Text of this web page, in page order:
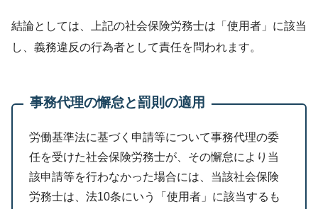
結論としては、上記の社会保険労務士は「使用者」に該当
し、義務違反の行為者として責任を問われます。
事務代理の懈怠と罰則の適用
労働基準法に基づく申請等について事務代理の委
任を受けた社会保険労務士が、その懈怠により当
該申請等を行わなかった場合には、当該社会保険
労務士は、法10条にいう「使用者」に該当するも